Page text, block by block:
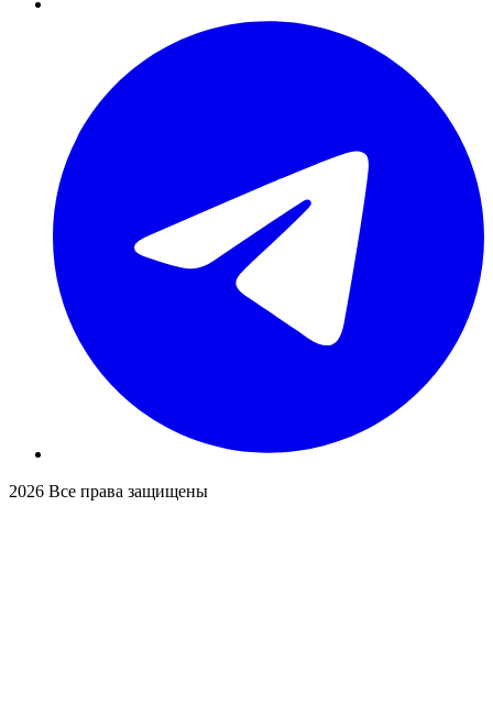
2026 Все права защищены